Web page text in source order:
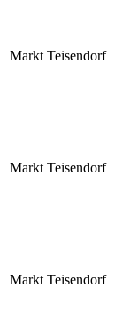
Markt Teisendorf
Markt Teisendorf
Markt Teisendorf